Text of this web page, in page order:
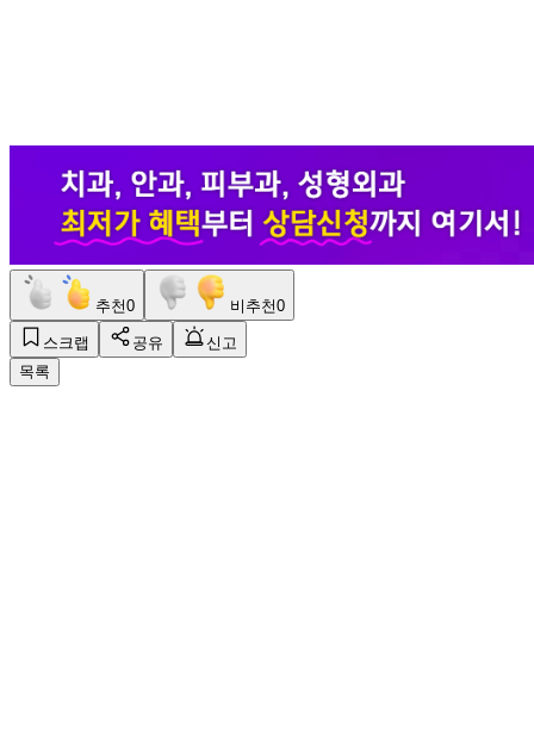
추천0 비추천0
스크랩 공유
신고
목록